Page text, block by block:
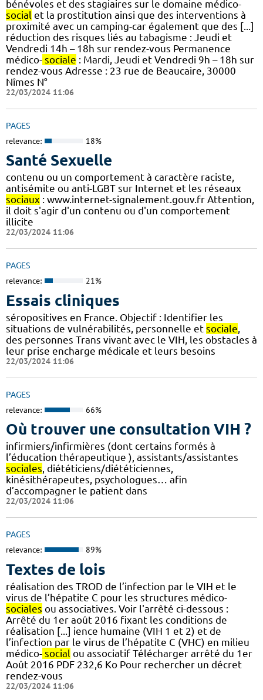
bénévoles et des stagiaires sur le domaine médico-
social et la prostitution ainsi que des interventions à
proximité avec un camping-car également que des [...]
réduction des risques liés au tabagisme : Jeudi et
Vendredi 14h – 18h sur rendez-vous Permanence
médico- sociale : Mardi, Jeudi et Vendredi 9h – 18h sur
rendez-vous Adresse : 23 rue de Beaucaire, 30000
Nîmes N°
22/03/2024 11:06
PAGES
relevance: 18%
Santé Sexuelle
contenu ou un comportement à caractère raciste,
antisémite ou anti-LGBT sur Internet et les réseaux
sociaux : www.internet-signalement.gouv.fr Attention,
il doit s'agir d'un contenu ou d'un comportement
illicite
22/03/2024 11:06
PAGES
relevance: 21%
Essais cliniques
séropositives en France. Objectif : Identifier les
situations de vulnérabilités, personnelle et sociale
des personnes Trans vivant avec le VIH, les obstacles à
leur prise encharge médicale et leurs besoins
22/03/2024 11:06
PAGES
relevance: 66%
Où trouver une consultation VIH ?
infirmiers/infirmières (dont certains formés à
l’éducation thérapeutique ), assistants/assistantes
sociales, diététiciens/diététiciennes,
kinésithérapeutes, psychologues… afin
d’accompagner le patient dans
22/03/2024 11:06
PAGES
relevance: 89%
Textes de lois
réalisation des TROD de l’infection par le VIH et le
virus de l’hépatite C pour les structures médico-
sociales ou associatives. Voir l'arrêté ci-dessous :
Arrêté du 1er août 2016 fixant les conditions de
réalisation [...] ience humaine (VIH 1 et 2) et de
l’infection par le virus de l’hépatite C (VHC) en milieu
médico- social ou associatif Télécharger arrêté du 1er
Août 2016 PDF 232,6 Ko Pour rechercher un décret
rendez-vous
22/03/2024 11:06